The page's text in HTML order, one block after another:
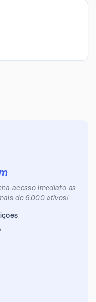
acesso imediato as
de 6.000 ativos!